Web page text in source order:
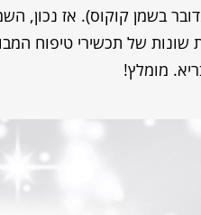
בשמן קוקוס). אז נכון,
שונות של תכשירי טיפוח
מומלץ!